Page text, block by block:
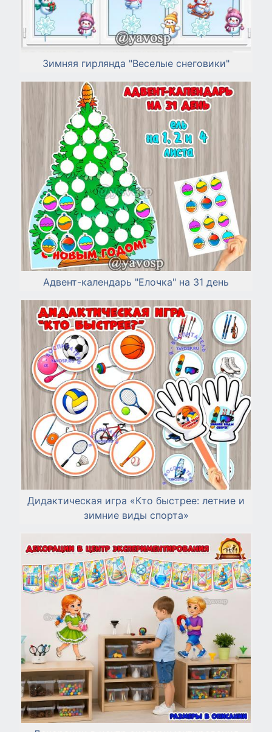
Зимняя гирлянда "Веселые снеговики"
Адвент-календарь "Елочка" на 31 день
Дидактическая игра «Кто быстрее: летние и
зимние виды спорта»